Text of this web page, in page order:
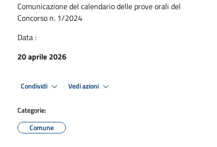
Comunicazione del calendario delle prove orali del
Concorso n. 1/2024
Data :
20 aprile 2026
Condividi Vedi azioni
Categorie:
Comune